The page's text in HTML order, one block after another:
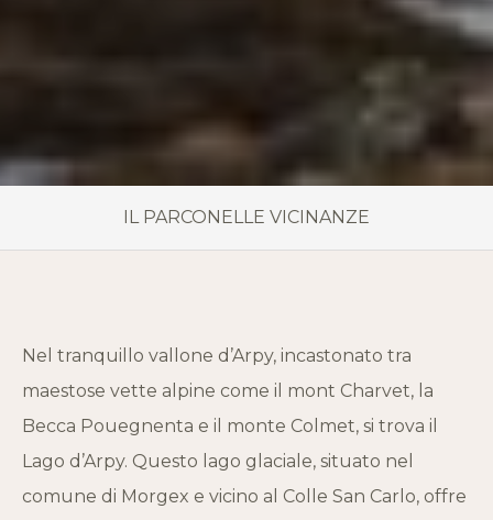
IL PARCO NELLE VICINANZE
Nel tranquillo vallone d’Arpy, incastonato tra
maestose vette alpine come il mont Charvet, la
Becca Pouegnenta e il monte Colmet, si trova il
Lago d’Arpy. Questo lago glaciale, situato nel
comune di Morgex e vicino al Colle San Carlo, offre